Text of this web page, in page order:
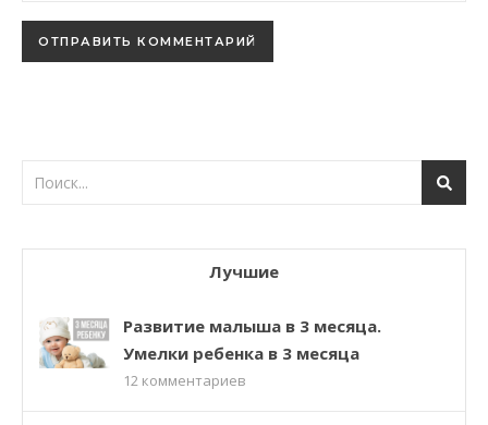
Лучшие
Развитие малыша в 3 месяца.
Умелки ребенка в 3 месяца
12 комментариев